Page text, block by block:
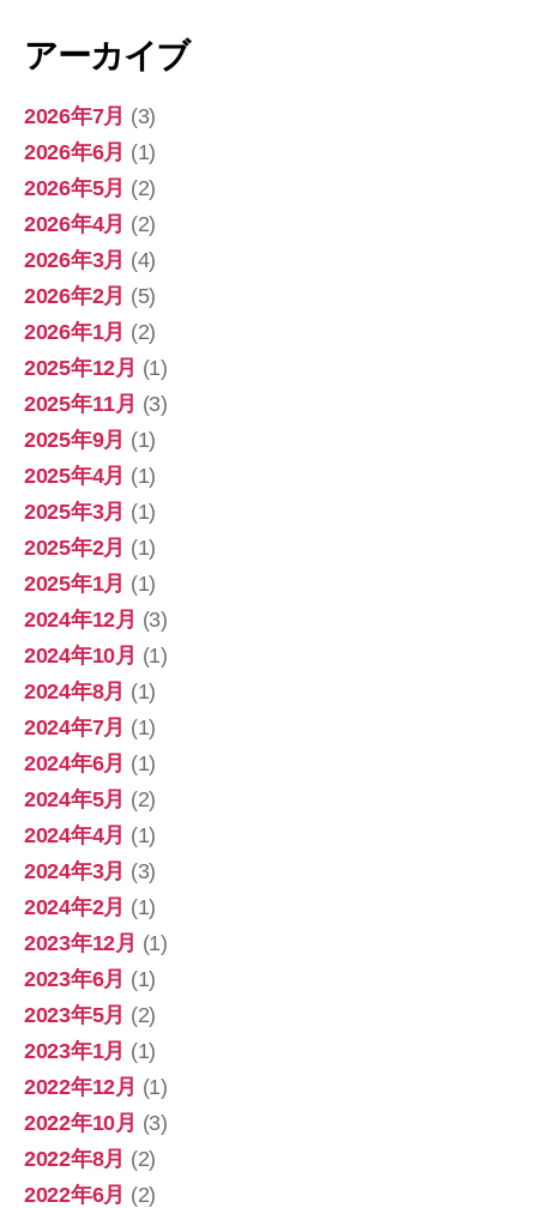
アーカイブ
2026年7月 (3)
2026年6月 (1)
2026年5月 (2)
2026年4月 (2)
2026年3月 (4)
2026年2月 (5)
2026年1月 (2)
2025年12月 (1)
2025年11月 (3)
2025年9月 (1)
2025年4月 (1)
2025年3月 (1)
2025年2月 (1)
2025年1月 (1)
2024年12月 (3)
2024年10月 (1)
2024年8月 (1)
2024年7月 (1)
2024年6月 (1)
2024年5月 (2)
2024年4月 (1)
2024年3月 (3)
2024年2月 (1)
2023年12月 (1)
2023年6月 (1)
2023年5月 (2)
2023年1月 (1)
2022年12月 (1)
2022年10月 (3)
2022年8月 (2)
2022年6月 (2)